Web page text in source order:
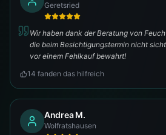
Geretsried
Wir haben dank der Beratung von
die beim Besichtigungstermin nicht
vor einem Fehlkauf bewahrt!
14 fanden das hilfreich
Andrea M.
Wolfratshausen